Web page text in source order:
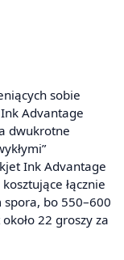
sobie
Advantage
dwukrotne
Ink Advantage
łącznie
spora, bo 550–600
22 groszy za